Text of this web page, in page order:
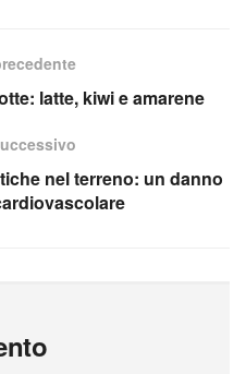
latte, kiwi e amarene
nel terreno: un danno